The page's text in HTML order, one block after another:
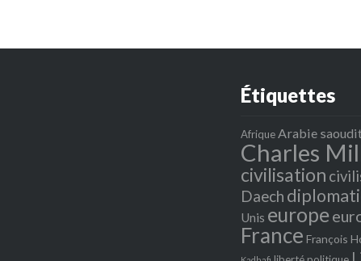
Étiquettes
Afrique Arabie
Charles
civilisation
Daech
Unis europe
France François